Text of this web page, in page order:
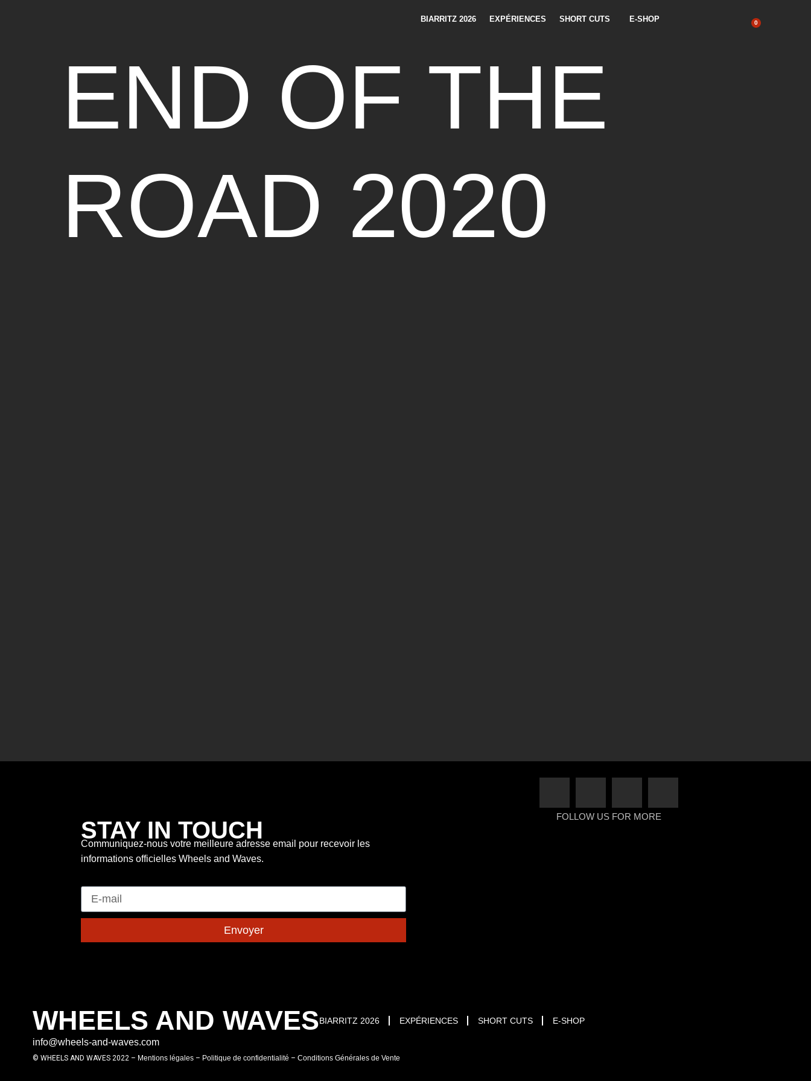
BIARRITZ 2026 EXPÉRIENCES SHORT CUTS E-SHOP 0
END OF THE
ROAD 2020
STAY IN TOUCH
Communiquez-nous votre meilleure adresse email pour recevoir les
informations officielles Wheels and Waves.
Envoyer
FOLLOW US FOR MORE
WHEELS AND WAVESBIARRITZ 2026 EXPÉRIENCES SHORT CUTS E-SHOP
info@wheels-and-waves.com
© WHEELS AND WAVES 2022 – Mentions légales– Politique de confidentialité – Conditions Générales de Vente